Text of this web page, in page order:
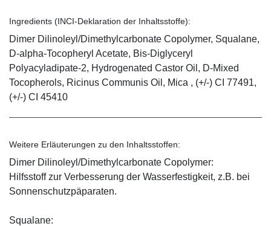
Ingredients (INCI-Deklaration der Inhaltsstoffe):
Dimer Dilinoleyl/Dimethylcarbonate Copolymer, Squalane,
D-alpha-Tocopheryl Acetate, Bis-Diglyceryl
Polyacyladipate-2, Hydrogenated Castor Oil, D-Mixed
Tocopherols, Ricinus Communis Oil, Mica , (+/-) CI 77491,
(+/-) CI 45410
Weitere Erläuterungen zu den Inhaltsstoffen:
Dimer Dilinoleyl/Dimethylcarbonate Copolymer:
Hilfsstoff zur Verbesserung der Wasserfestigkeit, z.B. bei
Sonnenschutzpäparaten.
Squalane: